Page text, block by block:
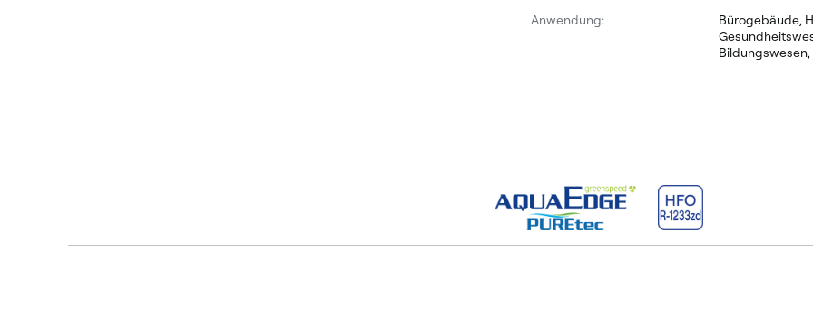
Anwendung:
Bürogebäude,